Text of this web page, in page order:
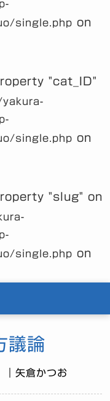
single.php on
"cat_ID"
single.php on
"slug" on
single.php on
議論
矢倉かつお